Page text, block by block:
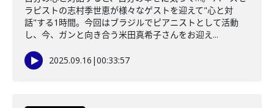
ラピストの志村季世恵が様々なゲストを迎えて"心と対
話"する1時間。今回はブラジルでピアニストとして活動
し、今、ガンと向き合う米田真希子さんをお迎え...
2025.09.16 |00:33:57